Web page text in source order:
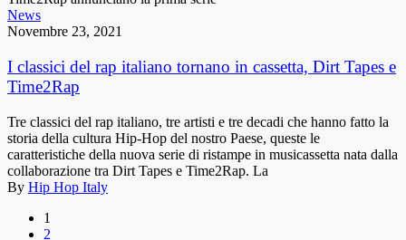
News
Novembre 23, 2021
I classici del rap italiano tornano in cassetta, Dirt Tapes e
Time2Rap
Tre classici del rap italiano, tre artisti e tre decadi che hanno fatto la
storia della cultura Hip-Hop del nostro Paese, queste le
caratteristiche della nuova serie di ristampe in musicassetta nata dalla
collaborazione tra Dirt Tapes e Time2Rap. La
By Hip Hop Italy
1
2